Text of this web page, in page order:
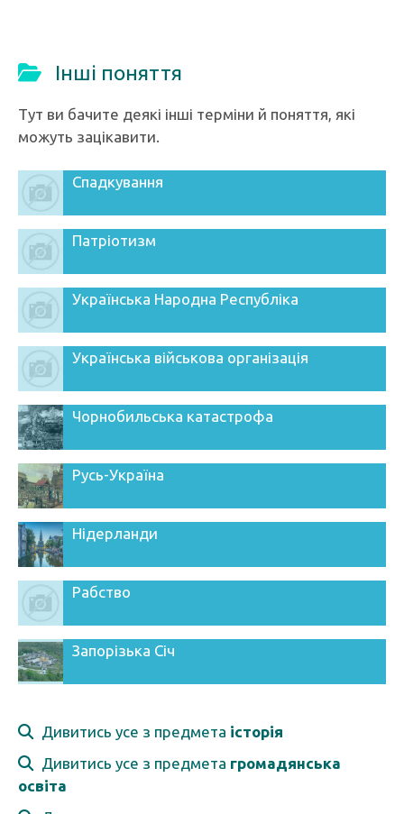
Інші поняття
Тут ви бачите деякі інші терміни й поняття, які
можуть зацікавити.
Спадкування
Патріотизм
Українська Народна Республіка
Українська військова організація
Чорнобильська катастрофа
Русь-Україна
Нідерланди
Рабство
Запорізька Січ
Дивитись усе з предмета історія
Дивитись усе з предмета громадянська
освіта